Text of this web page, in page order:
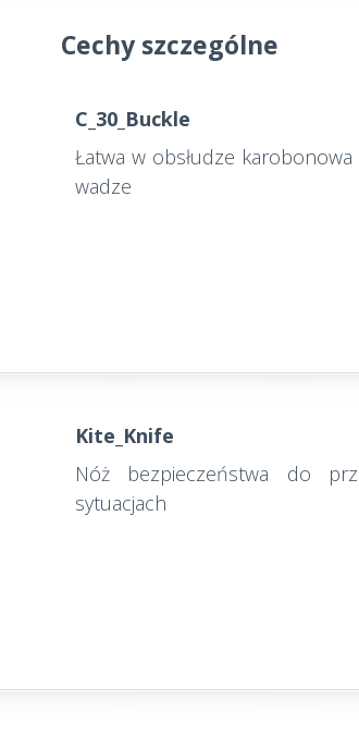
Cechy szczególne
C_30_Buckle
Łatwa w obsłudze
wadze
Kite_Knife
Nóż bezpieczeństwa do
sytuacjach